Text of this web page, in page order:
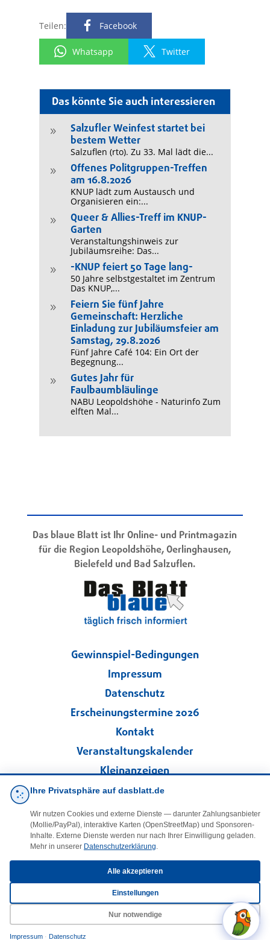
Das könnte Sie auch interessieren
9
Salzufler Weinfest startet bei
bestem Wetter
Salzuflen (rto). Zu 33. Mal lädt die...
9
Offenes Politgruppen-Treffen
am 16.8.2026
KNUP lädt zum Austausch und
Organisieren ein:...
9
Queer & Allies-Treff im KNUP-
Garten
Veranstaltungshinweis zur
Jubiläumsreihe: Das...
9 -KNUP feiert 50 Tage lang-
50 Jahre selbstgestaltet im Zentrum
Das KNUP,...
9
Feiern Sie fünf Jahre
Gemeinschaft: Herzliche
Einladung zur Jubiläumsfeier am
Samstag, 29.8.2026
Fünf Jahre Café 104: Ein Ort der
Begegnung...
9
Gutes Jahr für
Faulbaumbläulinge
NABU Leopoldshöhe - Naturinfo Zum
elften Mal...
Teilen: Facebook
Whatsapp Twitter
Das blaue Blatt ist Ihr Online- und Printmagazin
für die Region Leopoldshöhe, Oerlinghausen,
Bielefeld und Bad Salzuflen.
Gewinnspiel-Bedingungen
Impressum
Datenschutz
Erscheinungstermine 2026
Kontakt
Veranstaltungskalender
Kleinanzeigen
Folgen Sie uns!
facebook
E-Mail
Ihre Privatsphäre auf dasblatt.de
Wir nutzen Cookies und externe Dienste — darunter Zahlungsanbieter
(Mollie/PayPal), interaktive Karten (OpenStreetMap) und Sponsoren-
Inhalte. Externe Dienste werden nur nach Ihrer Einwilligung geladen.
Mehr in unserer Datenschutzerklärung.
Alle akzeptieren
Einstellungen
Nur notwendige
Impressum · Datenschutz